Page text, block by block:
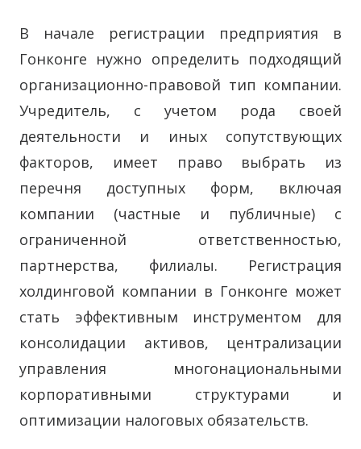
В начале регистрации предприятия в
Гонконге нужно определить подходящий
организационно-правовой тип компании.
Учредитель, с учетом рода своей
деятельности и иных сопутствующих
факторов, имеет право выбрать из
перечня доступных форм, включая
компании (частные и публичные) с
ограниченной ответственностью,
партнерства, филиалы. Регистрация
холдинговой компании в Гонконге может
стать эффективным инструментом для
консолидации активов, централизации
управления многонациональными
корпоративными структурами и
оптимизации налоговых обязательств.